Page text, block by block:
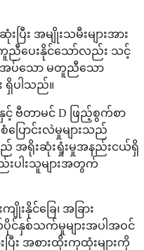
း အမျိုးသမီးများအား
ပေးနိုင်သော်လည်း သင့်
လိုအပ်သော မတူညီသော
ရှိပါသည်။
ဗီတာမင် D ဖြည့်စွက်စာ
ပြောင်းလဲမှုများသည်
အရိုးဆုံးရှုံးမှုအနည်းငယ်ရှိ
းပါးသူများအတွက်
င်ခြေ၊ အခြား
ပိုင်နှစ်သက်မှုများအပါအဝင်
း အစားထိုးကုထုံးများကို